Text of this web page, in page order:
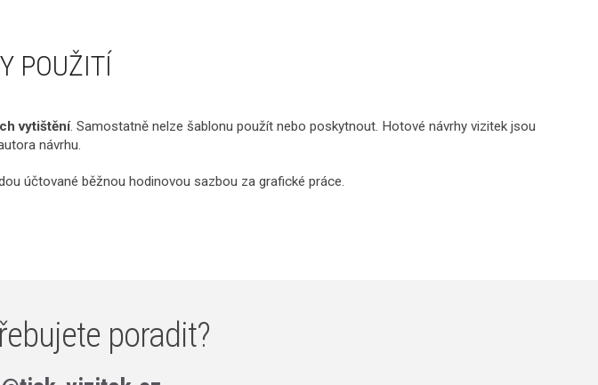
POUŽITÍ
vytištění. Samostatně nelze šablonu použít nebo poskytnout. Hotové návrhy vizitek jsou
návrhu.
účtované běžnou hodinovou sazbou za grafické práce.
poradit?